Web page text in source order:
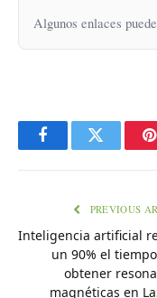
Algunos enlaces
FacebookTwitter
PREVIOUS
Inteligencia artificial
un 90% el
obtener
magnéticas en